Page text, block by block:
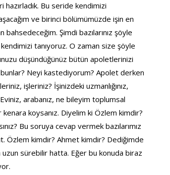
Bu seride kendimizi
ve birinci bölümümüzde işin en
bahsedeceğim. Şimdi bazılarınız şöyle
tanıyoruz. O zaman size şöyle
düşündüğünüz bütün apoletlerinizi
Neyi kastediyorum? Apolet derken
işleriniz? İşinizdeki uzmanlığınız,
arabanız, ne bileyim toplumsal
kenara koysanız. Diyelim ki Özlem kimdir?
Bu soruya cevap vermek bazılarımız
Özlem kimdir? Ahmet kimdir? Dediğimde
sürebilir hatta. Eğer bu konuda biraz